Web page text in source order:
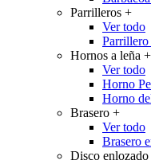
Parrilleros +
Ver todo
Hornos a leña +
Ver todo
Horno
Horno
Brasero +
Ver todo
Brasero
Disco enlozado